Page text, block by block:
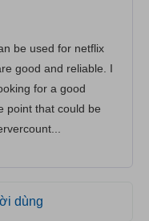
be used for netflix
good and reliable. I
for a good
point that could be
dùng